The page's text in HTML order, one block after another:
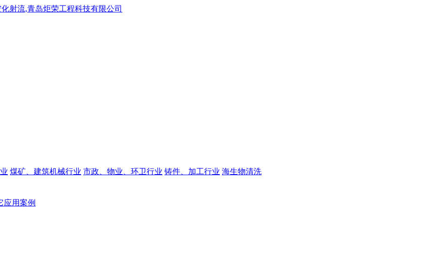
煤矿、建筑机械行业 市政、物业、环卫行业 铸件、加工行业 海生物清洗
应用案例